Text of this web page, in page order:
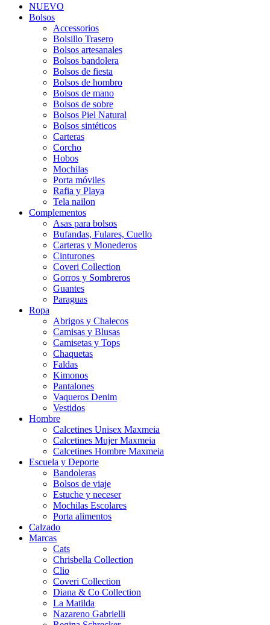
NUEVO
Bolsos
Accessorios
Bolsillo Trasero
Bolsos artesanales
Bolsos bandolera
Bolsos de fiesta
Bolsos de hombro
Bolsos de mano
Bolsos de sobre
Bolsos Piel Natural
Bolsos sintéticos
Carteras
Corcho
Hobos
Mochilas
Porta móviles
Rafia y Playa
Tela nailon
Complementos
Asas para bolsos
Bufandas, Fulares, Cuello
Carteras y Monederos
Cinturones
Coveri Collection
Gorros y Sombreros
Guantes
Paraguas
Ropa
Abrigos y Chalecos
Camisas y Blusas
Camisetas y Tops
Chaquetas
Faldas
Kimonos
Pantalones
Vaqueros Denim
Vestidos
Hombre
Calcetines Unisex Maxmeia
Calcetines Mujer Maxmeia
Calcetines Hombre Maxmeia
Escuela y Deporte
Bandoleras
Bolsos de viaje
Estuche y neceser
Mochilas Escolares
Porta alimentos
Calzado
Marcas
Cats
Chrisbella Collection
Clio
Coveri Collection
Diana & Co Collection
La Matilda
Nazareno Gabrielli